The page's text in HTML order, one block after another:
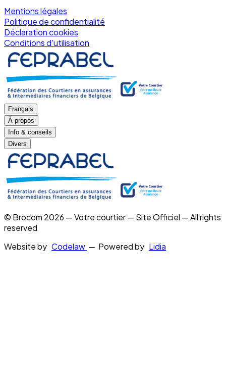
Mentions légales
Politique de confidentialité
Déclaration cookies
Conditions d'utilisation
Français
À propos
Info & conseils
Divers
© Brocom 2026 — Votre courtier — Site Officiel — All rights
reserved
Website by Codelaw — Powered by Lidia